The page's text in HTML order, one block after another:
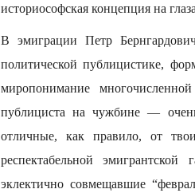
историософская концепция на
В эмиграции Петр
политической публицистике,
миропонимание
публициста на чужбине —
отличные, как правило, от
респектабельной
эклектично совмещавшие